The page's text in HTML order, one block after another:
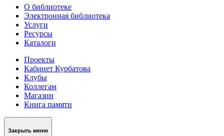
О библиотеке
Электронная библиотека
Услуги
Ресурсы
Каталоги
Проекты
Кабинет Курбатова
Клубы
Коллегам
Магазин
Книга памяти
Закрыть меню